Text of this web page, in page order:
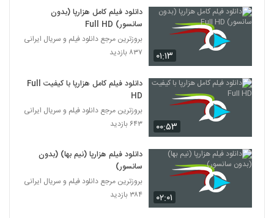
۰۱:۱۳
دانلود فیلم کامل هزارپا (بدون
سانسور) Full HD
بروزترین مرجع دانلود فیلم و سریال ایرانی
۸۳۷ بازدید
۰۰:۵۳
دانلود فیلم کامل هزارپا با کیفیت Full
HD
بروزترین مرجع دانلود فیلم و سریال ایرانی
۶۴۳ بازدید
۰۲:۰۱
دانلود فیلم هزارپا (نیم بها) (بدون
سانسور)
بروزترین مرجع دانلود فیلم و سریال ایرانی
۳۸۴ بازدید